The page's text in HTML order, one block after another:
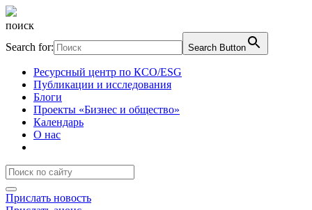
поиск
Search for:
Search Button
Ресурсный центр по КСО/ESG
Публикации и исследования
Блоги
Проекты «Бизнес и общество»
Календарь
О нас
Прислать новость